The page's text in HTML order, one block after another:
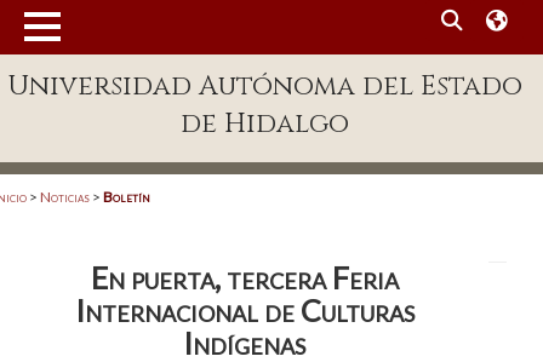
Enlaces
Universidad Autónoma del Estado
de Hidalgo
> Noticias > Boletín
En puerta, tercera Feria
Internacional de Culturas
Indígenas